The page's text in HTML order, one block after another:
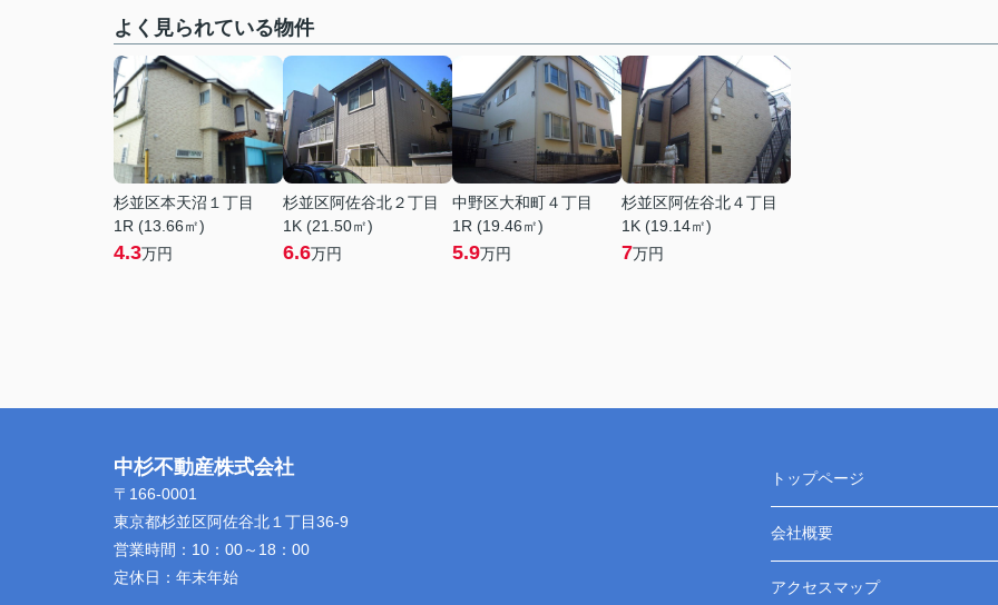
よく見られている物件
杉並区本天沼１丁目
1R (13.66㎡)
4.3万円
杉並区阿佐谷北２丁目
1K (21.50㎡)
6.6万円
中野区大和町４丁目
1R (19.46㎡)
5.9万円
杉並区阿佐谷北４丁目
1K (19.14㎡)
7万円
中杉不動産株式会社
〒166-0001
東京都杉並区阿佐谷北１丁目36-9
営業時間： 10：00～18：00
定休日： 年末年始
トップページ
会社概要
アクセスマップ